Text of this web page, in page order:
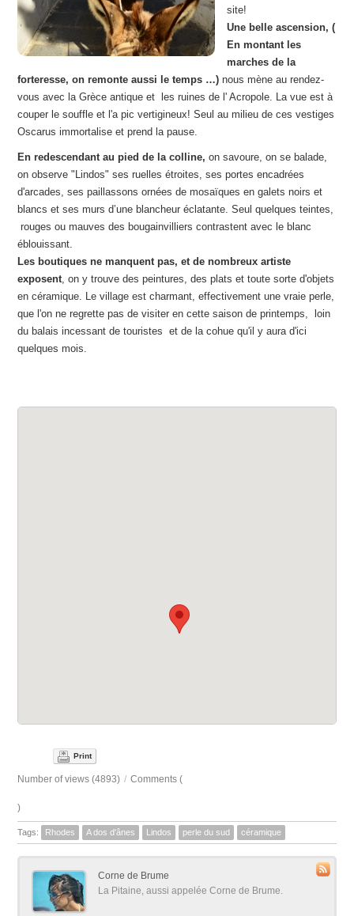
site!
Une belle ascension, (
En montant les
marches de la
forteresse, on remonte aussi le temps …)nous mène au rendez-
vous avec la Grèce antique et les ruines de l' Acropole. La vue est à
couper le souffle et l'a pic vertigineux! Seul au milieu de ces vestiges
Oscarus immortalise et prend la pause.
En redescendant au pied de la colline,on savoure, on se balade,
on observe "Lindos" ses ruelles étroites, ses portes encadrées
d'arcades, ses paillassons ornées de mosaïques en galets noirs et
blancs et ses murs d’une blancheur éclatante. Seul quelques teintes,
rouges ou mauves des bougainvilliers contrastent avec le blanc
éblouissant.
Les boutiques ne manquent pas, et de nombreux artiste
exposent, on y trouve des peintures, des plats et toute sorte d'objets
en céramique. Le village est charmant, effectivement une vraie perle,
que l'on ne regrette pas de visiter en cette saison de printemps, loin
du balais incessant de touristes et de la cohue qu'il y aura d'ici
quelques mois.
Print
Number of views (4893) / Comments (
)
Tags: Rhodes A dos d'ânes Lindos perle du sud céramique
Corne de Brume
La Pitaine, aussi appelée Corne de Brume.